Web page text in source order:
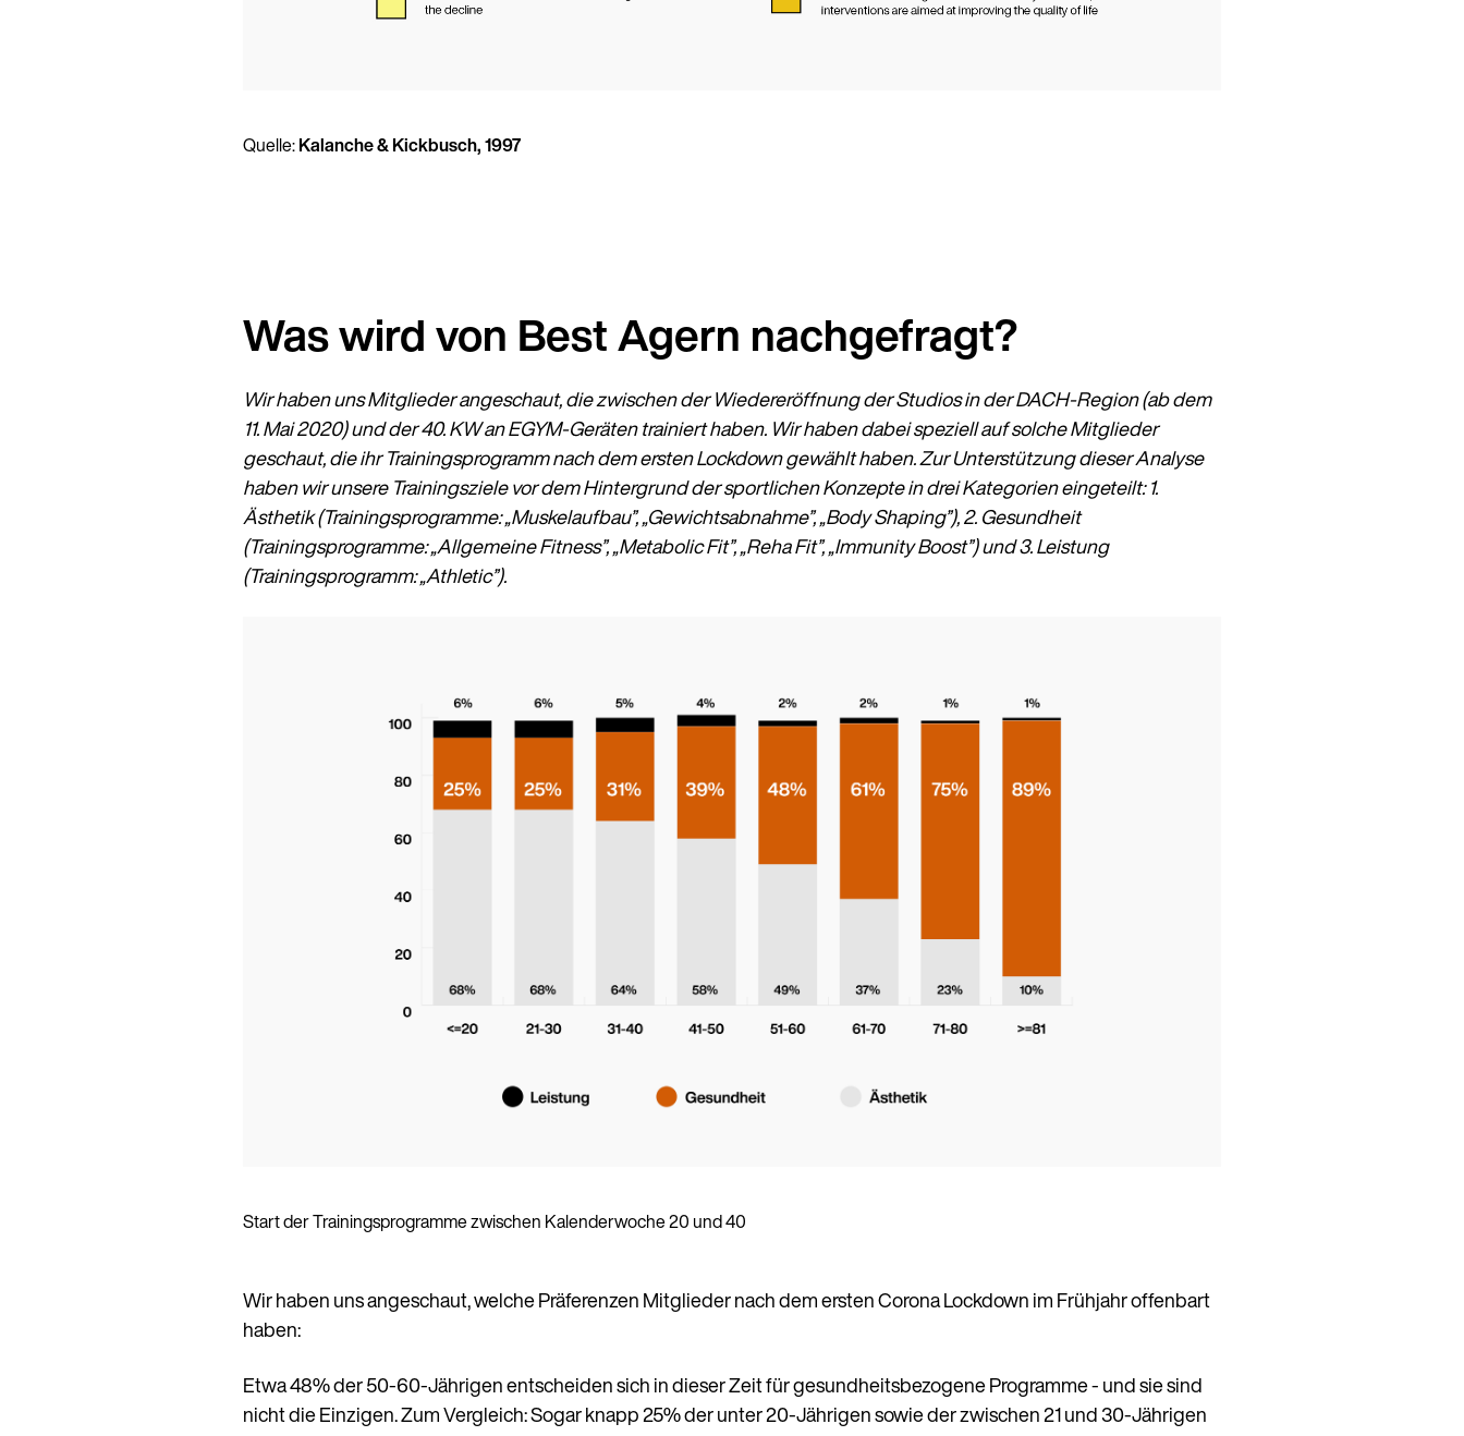
Quelle:Kalanche & Kickbusch, 1997
Was wird von Best Agern nachgefragt?
Wir haben uns Mitglieder angeschaut, die zwischen der Wiedereröffnung der Studios in der DACH-Region (ab dem
11. Mai 2020) und der 40. KW an EGYM-Geräten trainiert haben. Wir haben dabei speziell auf solche Mitglieder
geschaut, die ihr Trainingsprogramm nach dem ersten Lockdown gewählt haben. Zur Unterstützung dieser Analyse
haben wir unsere Trainingsziele vor dem Hintergrund der sportlichen Konzepte in drei Kategorien eingeteilt: 1.
Ästhetik (Trainingsprogramme: „Muskelaufbau”, „Gewichtsabnahme”, „Body Shaping”), 2. Gesundheit
(Trainingsprogramme: „Allgemeine Fitness”, „Metabolic Fit”, „Reha Fit”, „Immunity Boost”) und 3. Leistung
(Trainingsprogramm: „Athletic”).
Start der Trainingsprogramme zwischen Kalenderwoche 20 und 40
Wir haben uns angeschaut, welche Präferenzen Mitglieder nach dem ersten Corona Lockdown im Frühjahr offenbart
haben:
Etwa 48% der 50-60-Jährigen entscheiden sich in dieser Zeit für gesundheitsbezogene Programme - und sie sind
nicht die Einzigen. Zum Vergleich: Sogar knapp 25% der unter 20-Jährigen sowie der zwischen 21 und 30-Jährigen